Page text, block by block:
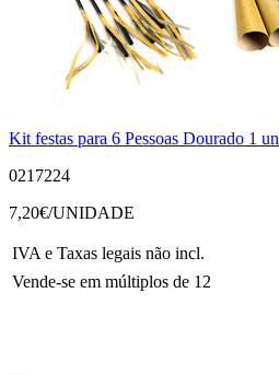
Kit festas para 6 Pessoas Dourado 1 un
0217224
7,20€/UNIDADE
IVA e Taxas legais não incl.
Vende-se em múltiplos de 12